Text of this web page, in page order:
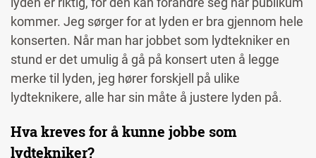
kommer. Jeg sørger for at lyden er bra gjennom hele
konserten. Når man har jobbet som lydtekniker en
stund er det umulig å gå på konsert uten å legge
merke til lyden, jeg hører forskjell på ulike
lydteknikere, alle har sin måte å justere lyden på.
Hva kreves for å kunne jobbe som
lydtekniker?